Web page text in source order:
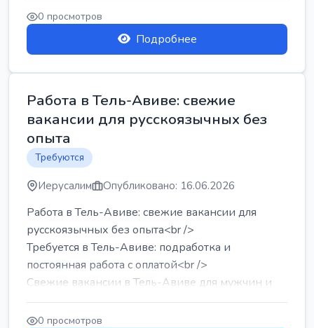
0 просмотров
Подробнее
Работа в Тель-Авиве: свежие
вакансии для русскоязычных без
опыта
Требуются
Иерусалим Опубликовано: 16.06.2026
Работа в Тель-Авиве: свежие вакансии для
русскоязычных без опыта<br />
Требуется в Тель-Авиве: подработка и
постоянная работа с оплатой<br />
Свежие вакансии в Тель-Авиве для мужчин и
женщин от хозя...
0 просмотров